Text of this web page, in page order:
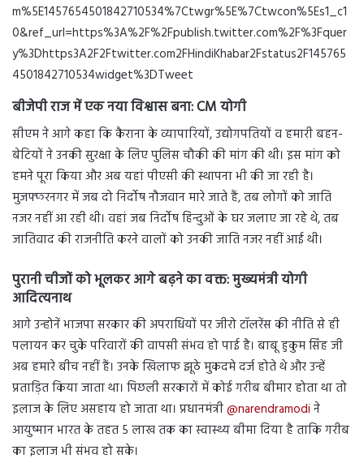
m%5E1457654501842710534%7Ctwgr%5E%7Ctwcon%5Es1_c1
0&ref_url=https%3A%2F%2Fpublish.twitter.com%2F%3Fquer
y%3Dhttps3A2F2Ftwitter.com2FHindiKhabar2Fstatus2F145765
4501842710534widget%3DTweet
बीजेपी राज में एक नया विश्वास बना: CM योगी
सीएम ने आगे कहा कि कैराना के व्यापारियों, उद्योगपतियों व हमारी बहन-
बेटियों ने उनकी सुरक्षा के लिए पुलिस चौकी की मांग की थी। इस मांग को
हमने पूरा किया और अब यहां पीएसी की स्थापना भी की जा रही है।
मुजफ्फरनगर में जब दो निर्दोष नौजवान मारे जाते हैं, तब लोगों को जाति
नजर नहीं आ रही थी। वहां जब निर्दोष हिन्दुओं के घर जलाए जा रहे थे, तब
जातिवाद की राजनीति करने वालों को उनकी जाति नजर नहीं आई थी।
पुरानी चीजों को भूलकर आगे बढ़ने का वक्त: मुख्यमंत्री योगी
आदित्यनाथ
आगे उन्होनें भाजपा सरकार की अपराधियों पर जीरो टॉलरेंस की नीति से ही
पलायन कर चुके परिवारों की वापसी संभव हो पाई है। बाबू हुकुम सिंह जी
अब हमारे बीच नहीं हैं। उनके खिलाफ झूठे मुकदमे दर्ज होते थे और उन्हें
प्रताड़ित किया जाता था। पिछली सरकारों में कोई गरीब बीमार होता था तो
इलाज के लिए असहाय हो जाता था। प्रधानमंत्री@narendramodi ने
आयुष्मान भारत के तहत 5 लाख तक का स्वास्थ्य बीमा दिया है ताकि गरीब
का इलाज भी संभव हो सके।